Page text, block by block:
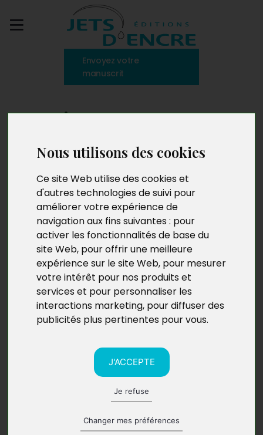
Nous utilisons des cookies
Ce site Web utilise des cookies et
d'autres technologies de suivi pour
améliorer votre expérience de
navigation aux fins suivantes : pour
activer les fonctionnalités de base du
site Web, pour offrir une meilleure
expérience sur le site Web, pour mesurer
votre intérêt pour nos produits et
services et pour personnaliser les
interactions marketing, pour diffuser des
publicités plus pertinentes pour vous.
J'ACCEPTE
Je refuse
Changer mes préférences
Envoyez votre
manuscrit
Mamie raconte,
volume 5